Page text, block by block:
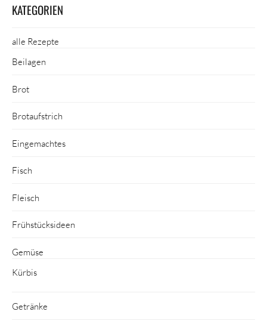
KATEGORIEN
alle Rezepte
Beilagen
Brot
Brotaufstrich
Eingemachtes
Fisch
Fleisch
Frühstücksideen
Gemüse
Kürbis
Getränke